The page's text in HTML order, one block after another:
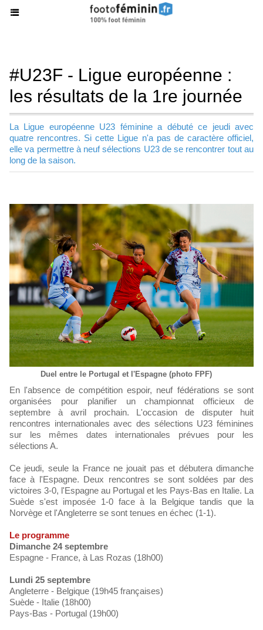
#U23F - Ligue européenne :
les résultats de la 1re journée
La Ligue européenne U23 féminine a débuté ce jeudi avec
quatre rencontres. Si cette Ligue n'a pas de caractère officiel,
elle va permettre à neuf sélections U23 de se rencontrer tout au
long de la saison.
Duel entre le Portugal et l'Espagne (photo FPF)
En l'absence de compétition espoir, neuf fédérations se sont
organisées pour planifier un championnat officieux de
septembre à avril prochain. L'occasion de disputer huit
rencontres internationales avec des sélections U23 féminines
sur les mêmes dates internationales prévues pour les
sélections A.
Ce jeudi, seule la France ne jouait pas et débutera dimanche
face à l'Espagne. Deux rencontres se sont soldées par des
victoires 3-0, l'Espagne au Portugal et les Pays-Bas en Italie. La
Suède s'est imposée 1-0 face à la Belgique tandis que la
Norvège et l'Angleterre se sont tenues en échec (1-1).
Le programme
Dimanche 24 septembre
Espagne - France, à Las Rozas (18h00)
Lundi 25 septembre
Angleterre - Belgique (19h45 françaises)
Suède - Italie (18h00)
Pays-Bas - Portugal (19h00)